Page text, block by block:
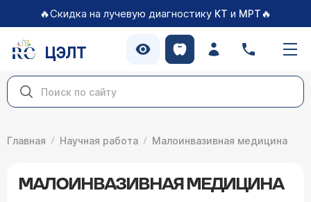
🔥Скидка на лучевую диагностику КТ и МРТ🔥
ЦЭЛТ
Главная Научная работа Малоинвазивная медицина
МАЛОИНВАЗИВНАЯ МЕДИЦИНА